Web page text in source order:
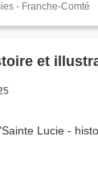
- Franche-Comté
et